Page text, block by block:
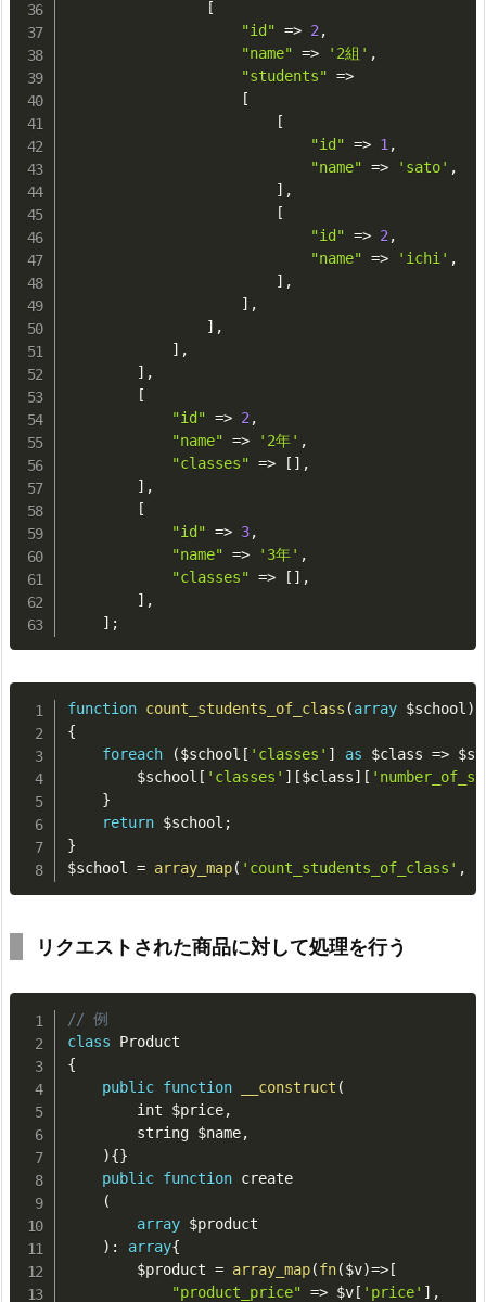
[
"id" => 2 ,
"name" => '2組' ,
"students" =>
[
[
"id" => 1 ,
"name" => 'sato' ,
] ,
[
"id" => 2 ,
"name" => 'ichi' ,
] ,
] ,
] ,
] ,
] ,
[
"id" => 2 ,
"name" => '2年' ,
"classes" => [ ] ,
] ,
[
"id" => 3,
"name" => '3年' ,
"classes" => [ ] ,
] ,
] ;
function count_students_of_class (array $school )
{
foreach
($school [ 'classes' ] as $class =>
$school [ 'classes' ] [$class] [
}
return $school ;
}
$school
= array_map( 'count_students_of_class' ,
リクエストされた商品に対して処理を行う
// 例
class
Product
{
public function __construct (
        int
$price,
        string
$name,
){}
public function create
(
array $product
) : array{
$product = array_map(fn($v)=>[
"product_price" => $v[ 'price' ] ,